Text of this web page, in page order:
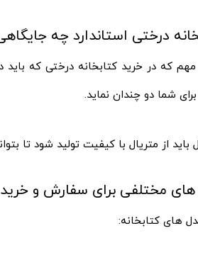
درختی استاندارد چه
که در خرید کتابخانه درختی که
شما دو چندان نماید.
از متریال با کیفیت تولید شود تا
مختلفی برای سفارش و خرید
های کتابخانه: